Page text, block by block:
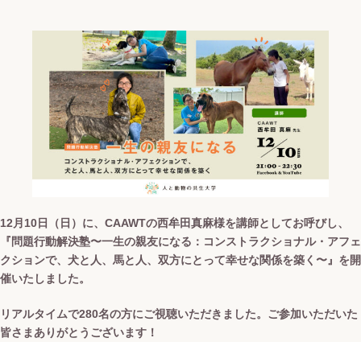
12月10日（日）に、CAAWTの西牟田真麻様を講師としてお呼びし、
『問題行動解決塾〜一生の親友になる：コンストラクショナル・アフェ
クションで、犬と人、馬と人、双方にとって幸せな関係を築く〜』を開
催いたしました。
リアルタイムで280名の方にご視聴いただきました。ご参加いただいた
皆さまありがとうございます！